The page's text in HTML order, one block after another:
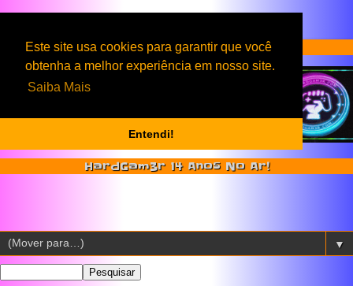
Este site usa cookies para garantir que você
obtenha a melhor experiência em nosso site.
Saiba Mais
Entendi!
Serviços & Produtos HardGam3r
HardGam3r 14 Anos No Ar!
▼